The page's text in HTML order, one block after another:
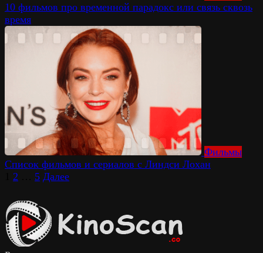
10 фильмов про временной парадокс или связь сквозь
время
Фильмы
Список фильмов и сериалов с Линдси Лохан
Пагинация
2 5 Далее